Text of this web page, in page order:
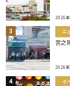
2026
ニ
宮之
2026
イ